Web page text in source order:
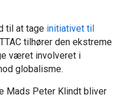
til at tage initiativet til
tilhører den ekstreme
været involveret i
globalisme.
Mads Peter Klindt bliver